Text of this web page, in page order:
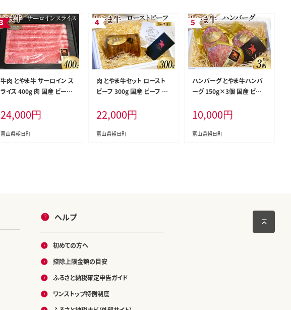
牛肉 とやま牛 サーロイン ス
ライス 400g 肉 国産 ビーフ
ぶしゃぶ / カシワファーム /
富山県 朝日町 [34310287]
24,000円
富山県朝日町
肉 とやま牛セット ロースト
ビーフ 300g 国産 ビーフ 牛
菜 詰め合わせ 時短 真空パ
ック 冷凍 / カシワファーム /
富山県 朝日町 [34310289]
22,000円
富山県朝日町
ハンバーグ とやま牛ハンバ
ーグ 150g×3個 国産 ビー
真空パック 冷凍 / カシワフ
ァーム / 富山県 朝日町 [343
10291]
10,000円
富山県朝日町
ヘルプ
初めての方へ
控除上限金額の目安
ふるさと納税確定申告ガイド
ワンストップ特例制度